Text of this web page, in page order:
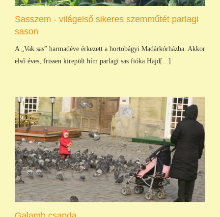
Sasszem - világelső sikeres szemműtét parlagi
sason
A „Vak sas” harmadéve érkezett a hortobágyi Madárkórházba. Akkor
első éves, frissen kirepült hím parlagi sas fióka Hajd[...]